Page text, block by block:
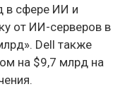
в сфере ИИ и
от ИИ-серверов в
Dell также
на $9,7 млрд на